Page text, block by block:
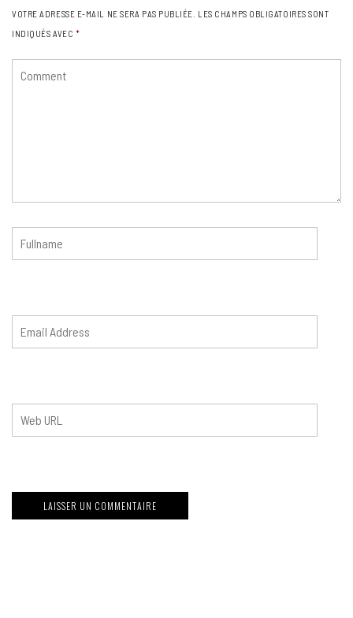
VOTRE ADRESSE E-MAIL NE SERA PAS PUBLIÉE.
LES CHAMPS OBLIGATOIRES SONT
INDIQUÉS AVEC *